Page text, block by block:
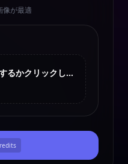
像が最適
ここにドラッグするかクリックしてアップロード